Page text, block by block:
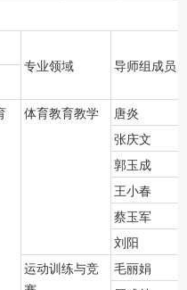
专业领域
导师组成员
体育教育教学
唐炎
张庆文
郭玉成
王小春
蔡玉军
刘阳
运动训练与竞
毛丽娟